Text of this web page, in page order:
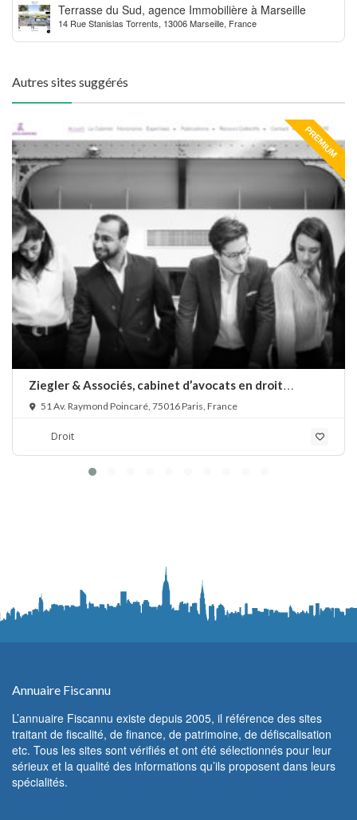
Terrasse du Sud, agence Immobilière à Marseille
14 Rue Stanislas Torrents, 13006 Marseille, France
Autres sites suggérés
PREMIUM
Ziegler & Associés, cabinet d’avocats en droit
bancaire, cryptomonnaie et escroqueries financières
51 Av. Raymond Poincaré, 75016 Paris, France
Droit
Annuaire Fiscannu
L’annuaire Fiscannu existe depuis 2005, il référence des sites
traitant de fiscalité, de finance, de patrimoine, de défiscalisation
etc. Tous les sites sont vérifiés et ont été sélectionnés pour leur
sérieux et la qualité des informations qu’ils proposent dans leurs
spécialités.